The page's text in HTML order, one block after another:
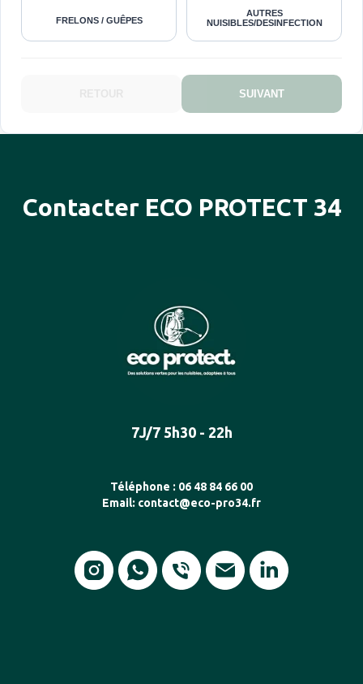
FRELONS / GUÊPES
AUTRES
NUISIBLES/DESINFECTION
SUIVANT
Contacter ECO PROTECT 34
7J/7 5h30 - 22h
Téléphone : 06 48 84 66 00
Email: contact@eco-pro34.fr